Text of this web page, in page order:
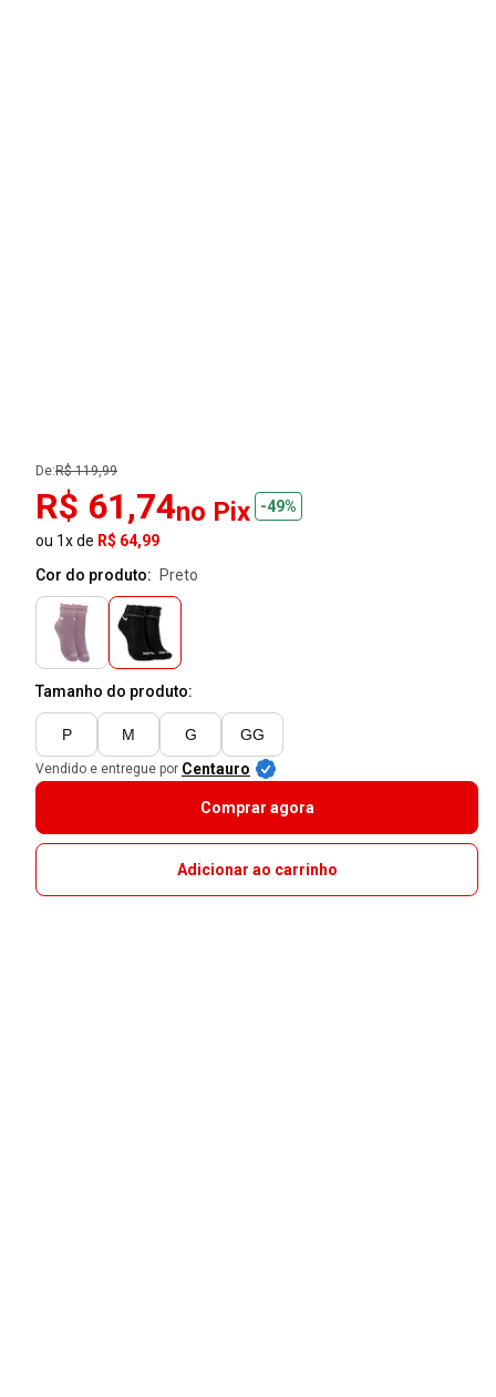
De:R$ 119,99
R$ 61,74no Pix
-49%
ou 1x de R$ 64,99
Cor do produto:
preto
Tamanho do produto:
P M G GG
Vendido e entregue por Centauro
Comprar agora
Adicionar ao carrinho